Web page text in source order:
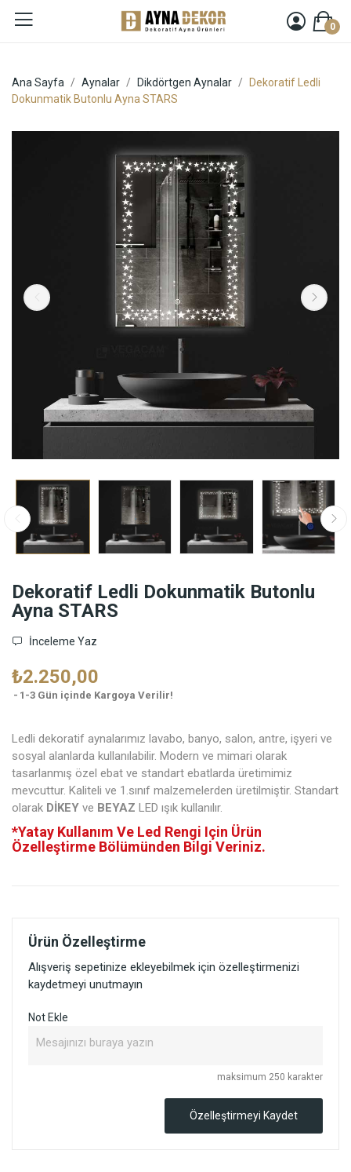
0
Ana Sayfa Aynalar Dikdörtgen Aynalar
Dekoratif Ledli
Dokunmatik Butonlu Ayna STARS
Dekoratif Ledli Dokunmatik Butonlu
Ayna STARS
İnceleme Yaz
₺2.250,00
1-3 Gün içinde Kargoya Verilir!
Ledli dekoratif aynalarımız lavabo, banyo, salon, antre, işyeri ve
sosyal alanlarda kullanılabilir. Modern ve mimari olarak
tasarlanmış özel ebat ve standart ebatlarda üretimimiz
mevcuttur. Kaliteli ve 1.sınıf malzemelerden üretilmiştir. Standart
olarak DİKEY ve BEYAZ LED ışık kullanılır.
*Yatay Kullanım Ve Led Rengi Için Ürün
Özelleştirme Bölümünden Bilgi Veriniz.
Ürün Özelleştirme
Alışveriş sepetinize ekleyebilmek için özelleştirmenizi
kaydetmeyi unutmayın
Not Ekle
maksimum 250 karakter
Özelleştirmeyi Kaydet